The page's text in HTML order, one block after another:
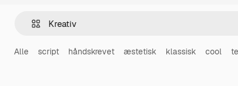
Alle script håndskrevet æstetisk klassisk cool